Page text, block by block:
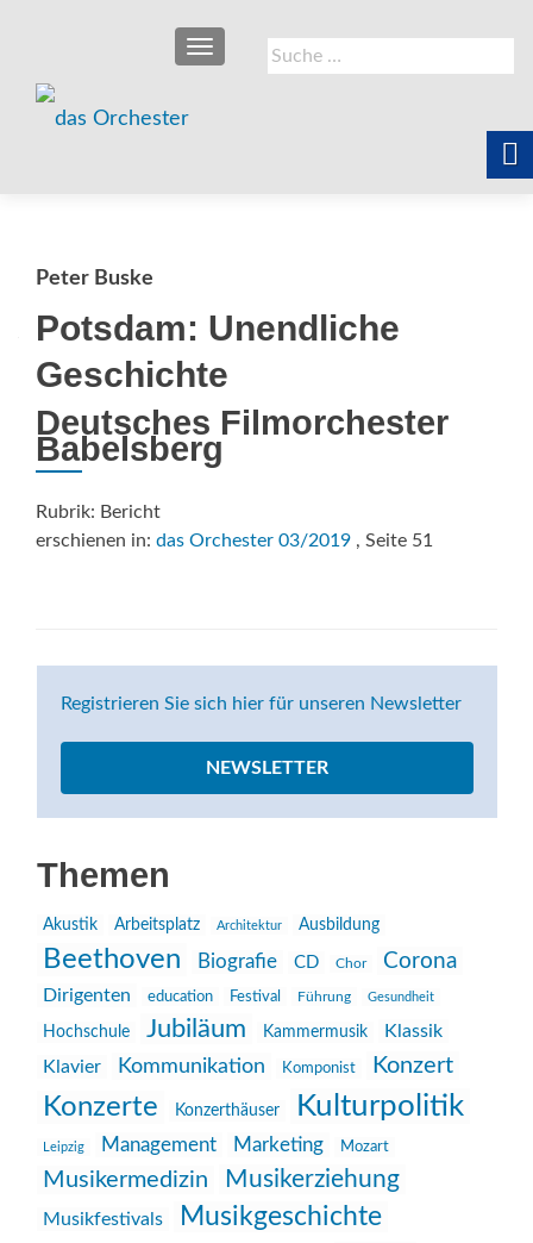
Suche
nach:
SCHALTE NAVIGATION
Peter Buske
Potsdam: Unendliche
Geschichte
Deutsches Filmorchester
Babelsberg
Rubrik: Bericht
erschienen in: das Orchester 03/2019 , Seite 51
Registrieren Sie sich hier für unseren Newsletter
NEWSLETTER
Themen
Akustik Arbeitsplatz Architektur Ausbildung
Beethoven Biografie CD Chor Corona
Dirigenten education Festival Führung Gesundheit
Hochschule Jubiläum Kammermusik
Klassik
Klavier
Kommunikation Komponist Konzert
Konzerte Konzerthäuser Kulturpolitik
Leipzig Management Marketing Mozart
Musikermedizin Musikerziehung
Musikfestivals Musikgeschichte